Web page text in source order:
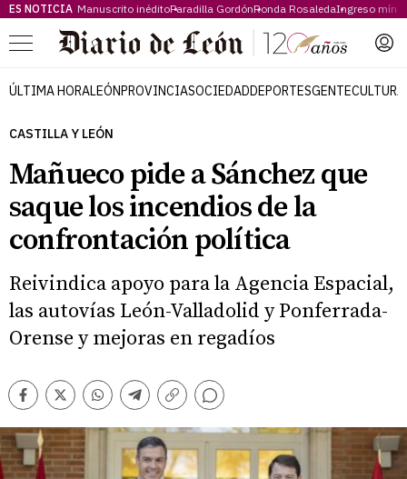
ES NOTICIA Manuscrito inéditoParadilla GordónRonda RosaledaIngreso
Menú
ÚLTIMA HORALEÓNPROVINCIASOCIEDADDEPORTESGENTECULTURA
CASTILLA Y LEÓN
Mañueco pide a Sánchez que
saque los incendios de la
confrontación política
Reivindica apoyo para la Agencia Espacial,
las autovías León-Valladolid y Ponferrada-
Orense y mejoras en regadíos
Facebook
TwitterWhatsappTelegram
Copiar
Comentarios